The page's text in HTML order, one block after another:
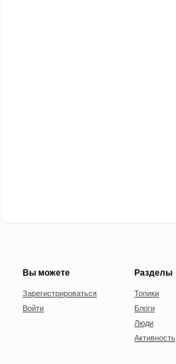
Вы можете
Зарегистрироваться
Войти
Разделы
Топики
Блоги
Люди
Активность